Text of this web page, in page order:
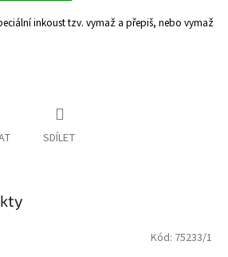
inkoust tzv. vymaž a přepiš, nebo vymaž
SDÍLET
Kód: 75233/1